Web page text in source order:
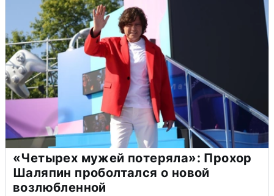
«Четырех мужей потеряла»: Прохор
Шаляпин проболтался о новой
возлюбленной